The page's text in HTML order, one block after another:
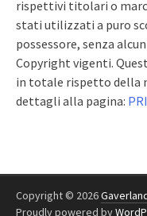
rispettivi titolari o
stati utilizzati a puro
possessore, senza
Copyright vigenti.
in totale rispetto della
dettagli alla pagina:
Copyright © 2026
Proudly powered by